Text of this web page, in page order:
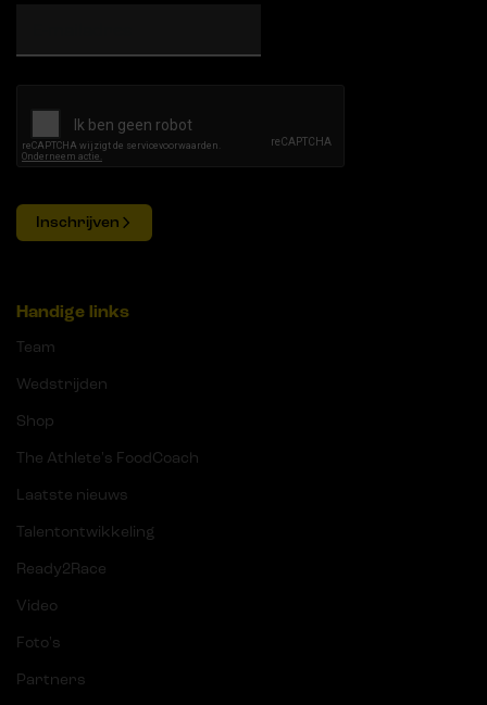
Inschrijven
Handige links
Team
Wedstrijden
Shop
The Athlete's FoodCoach
Laatste nieuws
Talentontwikkeling
Ready2Race
Video
Foto's
Partners